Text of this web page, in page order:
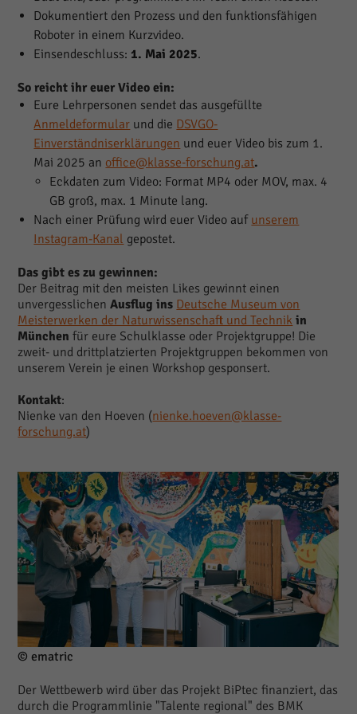
Dokumentiert den Prozess und den funktionsfähigen
Roboter in einem Kurzvideo.
Einsendeschluss:1. Mai 2025.
So reicht ihr euer Video ein:
Eure Lehrpersonen sendet das ausgefüllte
Anmeldeformular und die DSVGO-
Einverständniserklärungen und euer Video bis zum 1.
Mai 2025 an office@klasse-forschung.at.
Eckdaten zum Video: Format MP4 oder MOV, max. 4
GB groß, max. 1 Minute lang.
Nach einer Prüfung wird euer Video auf unserem
Instagram-Kanal gepostet.
Das gibt es zu gewinnen:
Der Beitrag mit den meisten Likes gewinnt einen
unvergesslichenAusflug ins Deutsche Museum von
Meisterwerken der Naturwissenschaft und Technik in
Münchenfür eure Schulklasse oder Projektgruppe! Die
zweit- und drittplatzierten Projektgruppen bekommen von
unserem Verein je einen Workshop gesponsert.
Kontakt:
Nienke van den Hoeven (nienke.hoeven@klasse-
forschung.at)
© ematric
Der Wettbewerb wird über das Projekt BiPtec finanziert, das
durch die Programmlinie "Talente regional" des BMK